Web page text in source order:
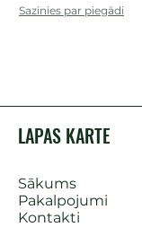
Sazinies par piegādi
LAPAS KARTE
Sākums
Pakalpojumi
Kontakti